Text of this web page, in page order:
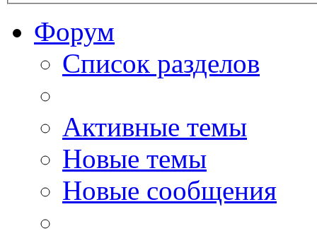
Форум
Список разделов
Активные темы
Новые темы
Новые сообщения